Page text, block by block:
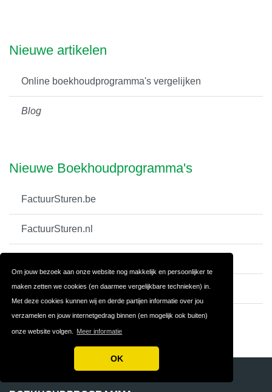
Om jouw bezoek aan onze website nog makkelijk en persoonlijker te
maken zetten we cookies (en daarmee vergelijkbare technieken) in.
Met deze cookies kunnen wij en derde partijen informatie over jou
verzamelen en jouw internetgedrag binnen (en mogelijk ook buiten)
onze website volgen. Meer informatie
OK
Nieuwe artikelen
Online boekhoudprogramma's vergelijken
Blog
Nieuwe Boekhoudprogramma's
FactuurSturen.be
FactuurSturen.nl
WeFact (Nederland)
fENNA